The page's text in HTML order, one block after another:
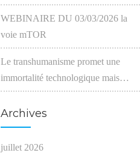
WEBINAIRE DU 03/03/2026 la
voie mTOR
Le transhumanisme promet une
immortalité technologique mais…
Archives
juillet 2026